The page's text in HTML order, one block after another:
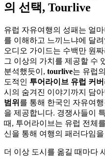
의 선택, Tourlive
유럽 자유여행의 성패는 얼
를 이해하고 느끼느냐에 달
오디오 가이드는 수백만 원
그 이상의 가치를 제공할 수
분석했듯이, tourlive는 유럽
도적인 투어라이브 유럽 커버
시의 숨겨진 이야기까지 담
범위 를 통해 한국인 자유여
을 제공합니다. 경쟁사들이
때, 투어라이브는 유럽 전체
신을 통해 여행의 패러다임
더 이상 도시를 옮길 때마다